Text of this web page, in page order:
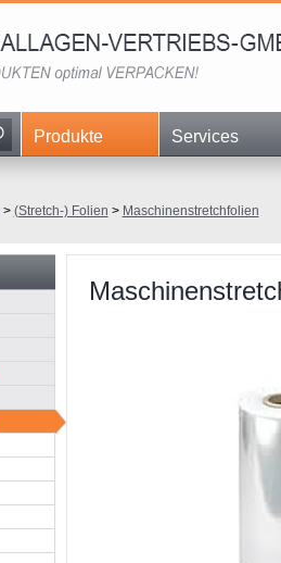
Navigation
überspringen
Produkte Services
> (Stretch-) Folien > Maschinenstretchfolien